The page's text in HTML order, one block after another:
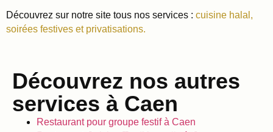
Découvrez sur notre site tous nos services : cuisine halal,
soirées festives et privatisations.
Découvrez nos autres
services à Caen
Restaurant pour groupe festif à Caen